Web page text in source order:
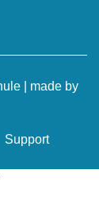
| made by
Support